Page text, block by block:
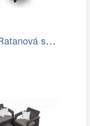
DEOKORK Ratanová sestava DAKOTA …